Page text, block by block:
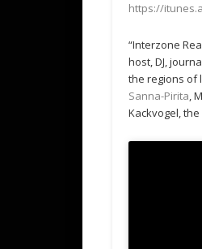
https://
“Interzone
host, DJ,
the regions of
Sanna-Pirita,
Kackvogel,